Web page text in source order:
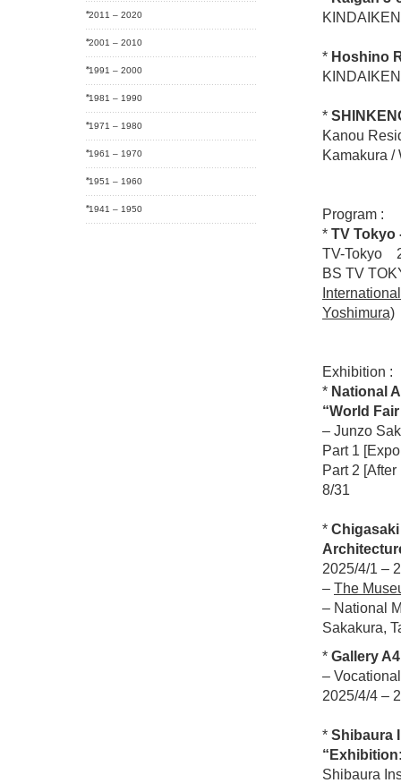
2011 – 2020
2001 – 2010
1991 – 2000
1981 – 1990
1971 – 1980
1961 – 1970
1951 – 1960
1941 – 1950
* Hoshino
*
Kanou
Kamakura /
Program :
* TV
TV-Tokyo
BS TV
Yoshimura)
Exhibition :
* National
“World
– Junzo
Part 1
Part 2
8/31
*
2025/4/1 –
– The
– National
Sakakura,
* Gallery
–
2025/4/4 –
* Shibaura
Shibaura